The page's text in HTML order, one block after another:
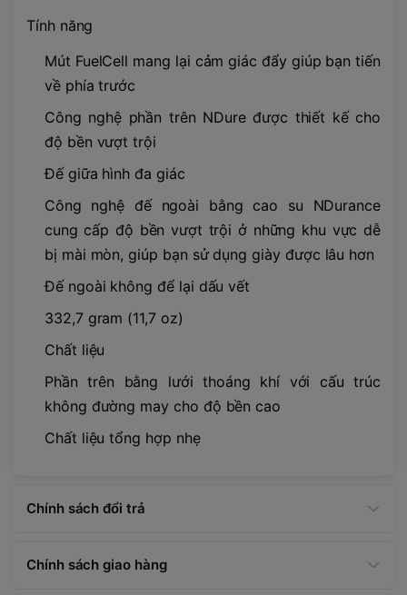
Tính năng
Mút FuelCell mang lại cảm giác đẩy giúp bạn tiến
về phía trước
Công nghệ phần trên NDure được thiết kế cho
độ bền vượt trội
Đế giữa hình đa giác
Công nghệ đế ngoài bằng cao su NDurance
cung cấp độ bền vượt trội ở những khu vực dễ
bị mài mòn, giúp bạn sử dụng giày được lâu hơn
Đế ngoài không để lại dấu vết
332,7 gram (11,7 oz)
Chất liệu
Phần trên bằng lưới thoáng khí với cấu trúc
không đường may cho độ bền cao
Chất liệu tổng hợp nhẹ
Chính sách đổi trả
Chính sách giao hàng